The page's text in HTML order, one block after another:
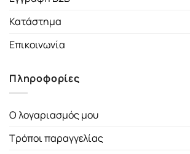
Κατάστημα
Επικοινωνία
Πληροφορίες
Ο λογαριασμός μου
Τρόποι παραγγελίας